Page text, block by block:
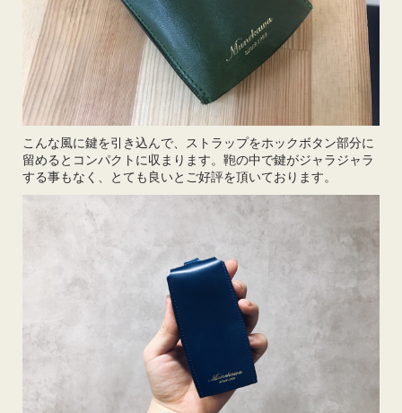
こんな風に鍵を引き込んで、ストラップをホックボタン部分に
留めるとコンパクトに収まります。鞄の中で鍵がジャラジャラ
する事もなく、とても良いとご好評を頂いております。